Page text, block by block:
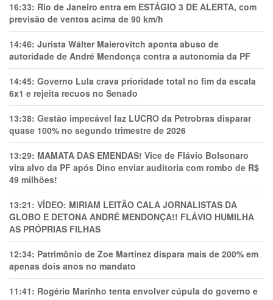
16:33: Rio de Janeiro entra em ESTÁGIO 3 DE ALERTA, com
previsão de ventos acima de 90 km/h
14:46: Jurista Wálter Maierovitch aponta abuso de
autoridade de André Mendonça contra a autonomia da PF
14:45: Governo Lula crava prioridade total no fim da escala
6x1 e rejeita recuos no Senado
13:38: Gestão impecável faz LUCRO da Petrobras disparar
quase 100% no segundo trimestre de 2026
13:29: MAMATA DAS EMENDAS! Vice de Flávio Bolsonaro
vira alvo da PF após Dino enviar auditoria com rombo de R$
49 milhões!
13:21: VÍDEO: MIRIAM LEITÃO CALA JORNALISTAS DA
GLOBO E DETONA ANDRÉ MENDONÇA!! FLÁVIO HUMILHA
AS PRÓPRIAS FILHAS
12:34: Patrimônio de Zoe Martínez dispara mais de 200% em
apenas dois anos no mandato
11:41: Rogério Marinho tenta envolver cúpula do governo e